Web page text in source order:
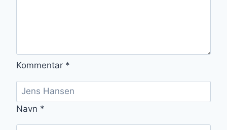
Kommentar *
Navn *